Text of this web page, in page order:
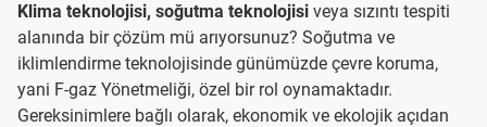
Klima teknolojisi, soğutma teknolojisi veya sızıntı tespiti
alanında bir çözüm mü arıyorsunuz? Soğutma ve
iklimlendirme teknolojisinde günümüzde çevre koruma,
yani F-gaz Yönetmeliği, özel bir rol oynamaktadır.
Gereksinimlere bağlı olarak, ekonomik ve ekolojik açıdan